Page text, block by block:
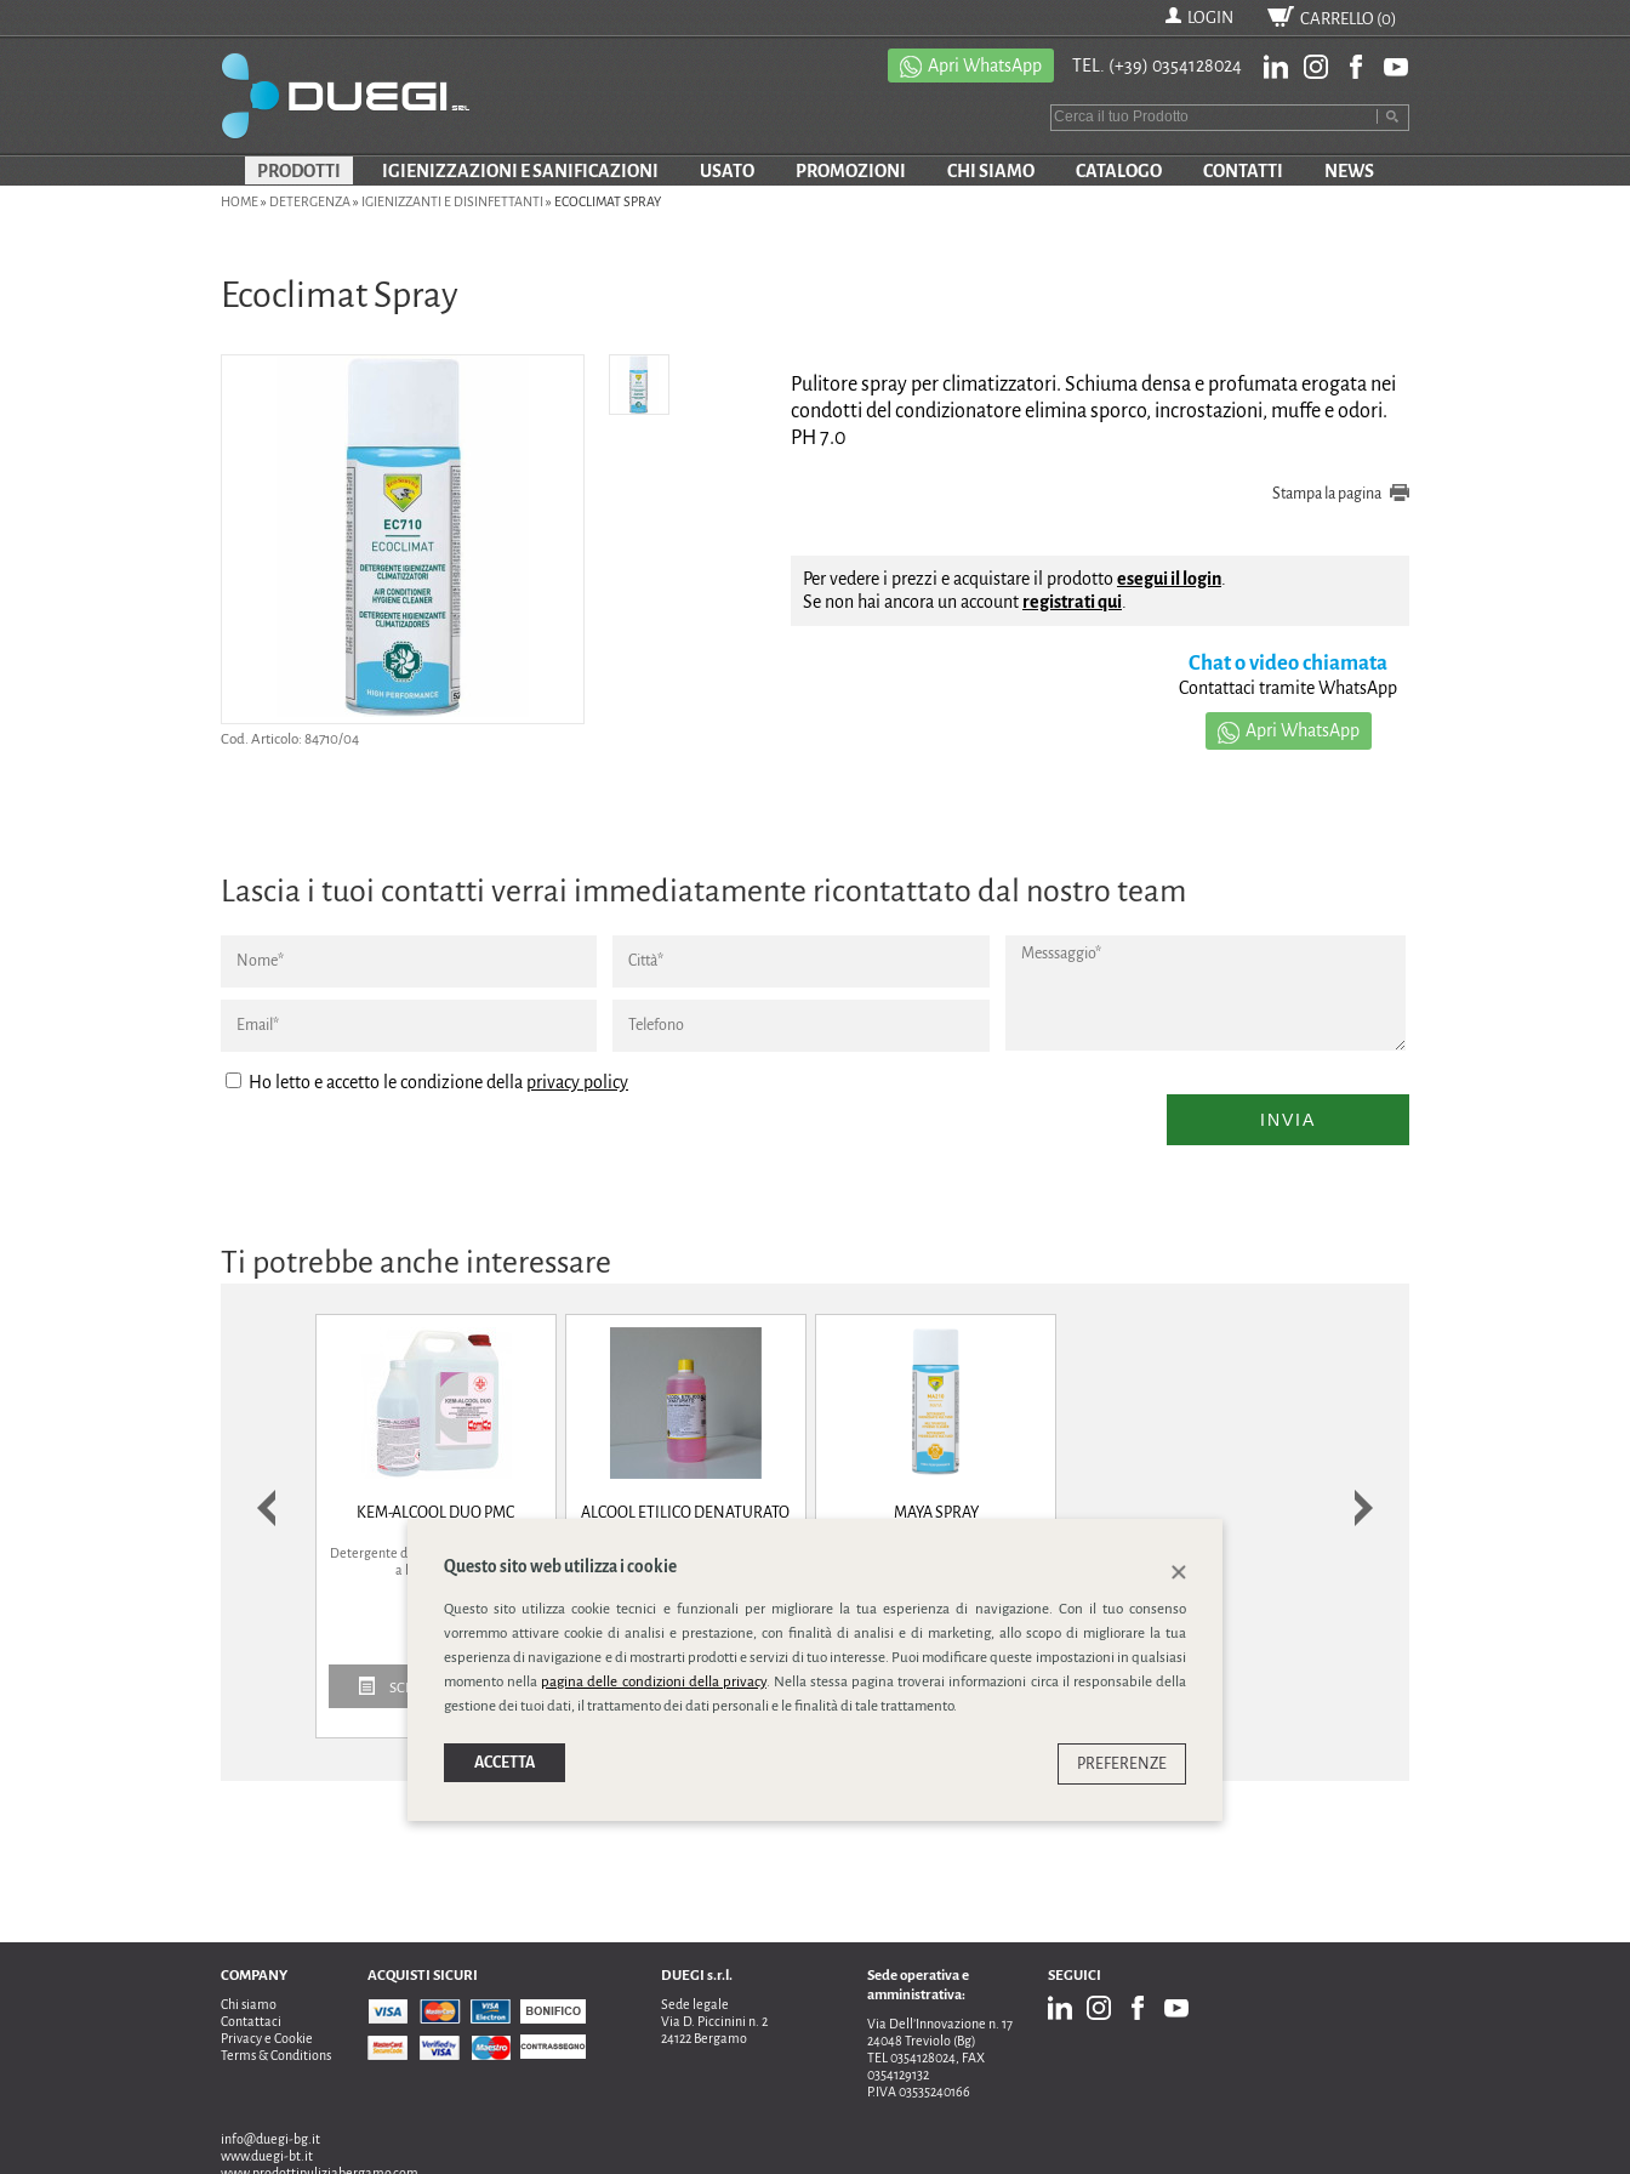
LOGIN CARRELLO (0)
Apri WhatsApp TEL. (+39) 0354128024
PRODOTTI IGIENIZZAZIONI E SANIFICAZIONI USATO PROMOZIONI CHI SIAMO CATALOGO CONTATTI NEWS
HOME» DETERGENZA» IGIENIZZANTI E DISINFETTANTI » ECOCLIMAT SPRAY
Ecoclimat Spray
Cod. Articolo: 84710/04
Pulitore spray per climatizzatori. Schiuma densa e profumata erogata nei
condotti del condizionatore elimina sporco, incrostazioni, muffe e odori.
PH 7.0
Stampa la pagina
Per vedere i prezzi e acquistare il prodottoesegui il login.
Se non hai ancora un account registrati qui.
Chat o video chiamata
Contattaci tramite WhatsApp
Apri WhatsApp
Lascia i tuoi contatti verrai immediatamente ricontattato dal nostro team
Ho letto e accetto le condizione della privacy policy
INVIA
Ti potrebbe anche interessare
KEM-ALCOOL DUO PMC
Detergente disinfettante pronto uso.
a base di alc...
SCHEDA PRODOTTO
ALCOOL ETILICO DENATURATO
SCHEDA PRODOTTO
MAYA SPRAY
SCHEDA PRODOTTO
COMPANY
Chi siamo
Contattaci
Privacy e Cookie
Terms & Conditions
ACQUISTI SICURI DUEGI s.r.l.
Sede legale
Via D. Piccinini n. 2
24122 Bergamo
Sede operativa e
amministrativa:
Via Dell’Innovazione n. 17
24048 Treviolo (Bg)
TEL 0354128024, FAX
0354129132
P.IVA 03535240166
SEGUICI
info@duegi-bg.it
www.duegi-bt.it
Questo sito web utilizza i cookie
Questo sito utilizza cookie tecnici e funzionali per migliorare la tua esperienza di navigazione. Con il tuo consenso
vorremmo attivare cookie di analisi e prestazione, con finalità di analisi e di marketing, allo scopo di migliorare la tua
esperienza di navigazione e di mostrarti prodotti e servizi di tuo interesse. Puoi modificare queste impostazioni in qualsiasi
momento nella pagina delle condizioni della privacy. Nella stessa pagina troverai informazioni circa il responsabile della
gestione dei tuoi dati, il trattamento dei dati personali e le finalità di tale trattamento.
ACCETTA PREFERENZE